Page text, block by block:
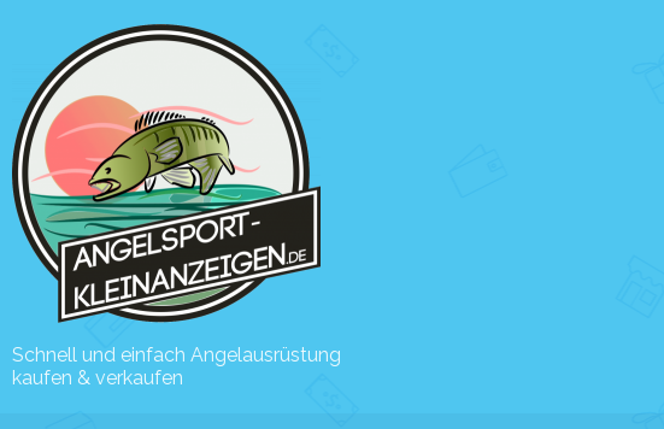
Schnell und einfach Angelausrüstung
kaufen & verkaufen